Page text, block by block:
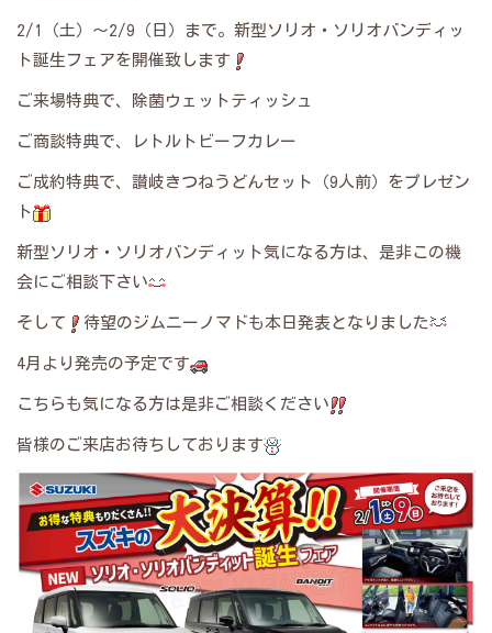
2/1（土）～2/9（日）まで。新型ソリオ・ソリオバンディッ
ト誕生フェアを開催致します
ご来場特典で、除菌ウェットティッシュ
ご商談特典で、レトルトビーフカレー
ご成約特典で、讃岐きつねうどんセット（9人前）をプレゼン
ト
新型ソリオ・ソリオバンディット気になる方は、是非この機
会にご相談下さい
そして 待望のジムニーノマドも本日発表となりました
4月より発売の予定です
こちらも気になる方は是非ご相談ください
皆様のご来店お待ちしております